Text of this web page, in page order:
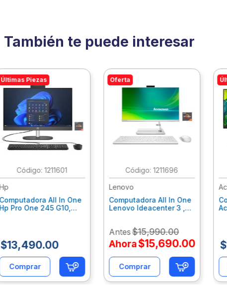
También te puede interesar
Últimas Piezas
:1211601
Hp
Computadora All In One
Hp Pro One 245 G10,
9P7K5La
$13,490.00
Comprar
Oferta
:1211696
Lenovo
Computadora All In One
Lenovo Ideacenter 3 ,
Fhd, Win11 Home
F0G1014Nld
Antes$15,990.00
Ahora$15,690.00
Comprar
$